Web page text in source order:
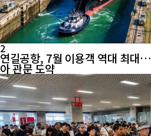
2
연길공항, 7월 이용객 역대 최대
아 관문 도약